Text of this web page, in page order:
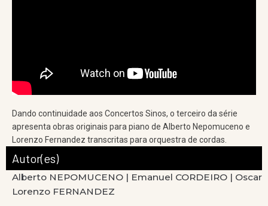
Dando continuidade aos Concertos Sinos, o terceiro da série
apresenta obras originais para piano de Alberto Nepomuceno e
Lorenzo Fernandez transcritas para orquestra de cordas.
Autor(es)
Alberto NEPOMUCENO | Emanuel CORDEIRO | Oscar
Lorenzo FERNANDEZ